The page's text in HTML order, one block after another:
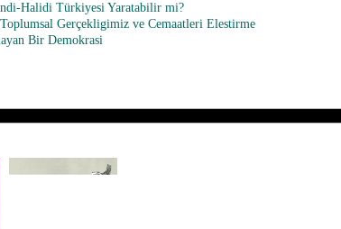
Halidi Türkiyesi Yaratabilir mi?
Gerçekligimiz ve Cemaatleri Elestirme
Bir Demokrasi